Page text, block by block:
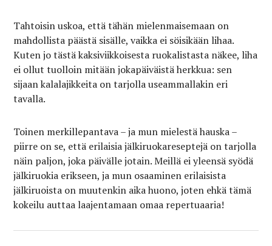
Tahtoisin uskoa, että tähän mielenmaisemaan on
mahdollista päästä sisälle, vaikka ei söisikään lihaa.
Kuten jo tästä kaksiviikkoisesta ruokalistasta näkee, liha
ei ollut tuolloin mitään jokapäiväistä herkkua: sen
sijaan kalalajikkeita on tarjolla useammallakin eri
tavalla.
Toinen merkillepantava – ja mun mielestä hauska –
piirre on se, että erilaisia jälkiruokareseptejä on tarjolla
näin paljon, joka päivälle jotain. Meillä ei yleensä syödä
jälkiruokia erikseen, ja mun osaaminen erilaisista
jälkiruoista on muutenkin aika huono, joten ehkä tämä
kokeilu auttaa laajentamaan omaa repertuaaria!